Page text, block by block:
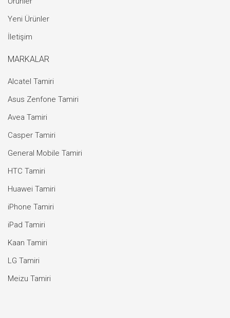
Yeni Ürünler
İletişim
MARKALAR
Alcatel Tamiri
Asus Zenfone Tamiri
Avea Tamiri
Casper Tamiri
General Mobile Tamiri
HTC Tamiri
Huawei Tamiri
iPhone Tamiri
iPad Tamiri
Kaan Tamiri
LG Tamiri
Meizu Tamiri